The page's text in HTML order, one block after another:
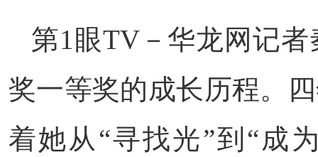
第1眼TV－华龙网记
奖一等奖的成长历程。
着她从“寻找光”到“成